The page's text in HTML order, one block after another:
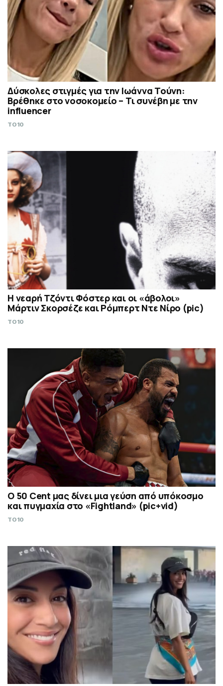
Δύσκολες στιγμές για την Ιωάννα Τούνη:
Βρέθηκε στο νοσοκομείο – Τι συνέβη με την
influencer
TO10
Η νεαρή Τζόντι Φόστερ και οι «άβολοι»
Μάρτιν Σκορσέζε και Ρόμπερτ Ντε Νίρο (pic)
TO10
Ο 50 Cent μας δίνει μια γεύση από υπόκοσμο
και πυγμαχία στο «Fightland» (pic+vid)
TO10